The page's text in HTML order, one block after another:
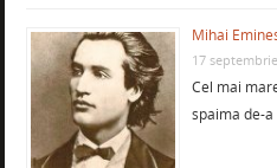
Mihai
17
Cel mai
spaima de-